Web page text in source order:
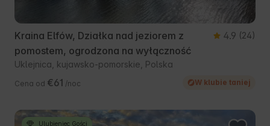
Kraina Elfów, Działka nad jeziorem z
pomostem, ogrodzona na wyłączność
4.9 (24)
Uklejnica, kujawsko-pomorskie, Polska
Cena od €61 /noc W klubie taniej
Ulubieniec Gości